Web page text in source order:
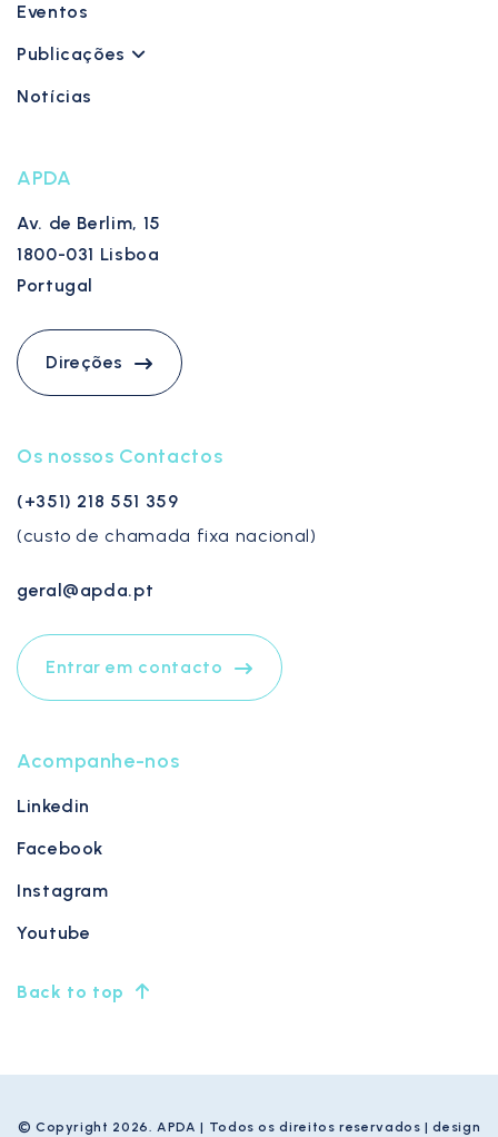
Eventos
Publicações
Notícias
APDA
Av. de Berlim, 15
1800-031 Lisboa
Portugal
Direções
Os nossos Contactos
(+351) 218 551 359
(custo de chamada fixa nacional)
geral@apda.pt
Entrar em contacto
Acompanhe-nos
Linkedin
Facebook
Instagram
Youtube
Back to top
© Copyright 2026. APDA | Todos os direitos reservados | design